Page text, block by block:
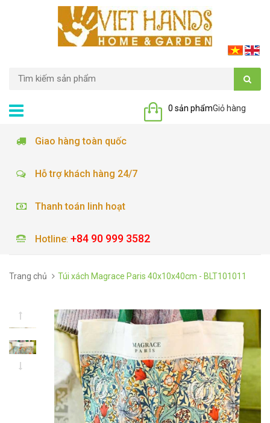
Giỏ hàng
0 sản phẩm
Giao hàng toàn quốc
Hỗ trợ khách hàng 24/7
Thanh toán linh hoạt
Hotline: +84 90 999 3582
Trang chủ Túi xách Magrace Paris 40x10x40cm - BLT101011